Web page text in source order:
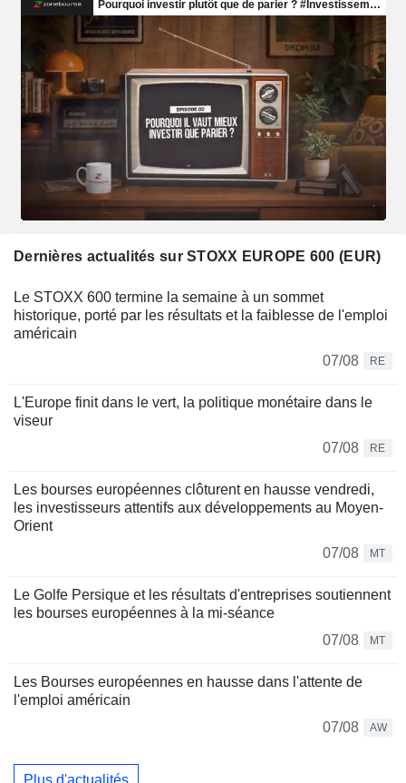
Dernières actualités sur STOXX EUROPE 600 (EUR)
Le STOXX 600 termine la semaine à un sommet
historique, porté par les résultats et la faiblesse de l'emploi
américain
07/08
RE
L'Europe finit dans le vert, la politique monétaire dans le
viseur
07/08
RE
Les bourses européennes clôturent en hausse vendredi,
les investisseurs attentifs aux développements au Moyen-
Orient
07/08
MT
Le Golfe Persique et les résultats d'entreprises soutiennent
les bourses européennes à la mi-séance
07/08
MT
Les Bourses européennes en hausse dans l'attente de
l'emploi américain
07/08
AW
Plus d'actualités